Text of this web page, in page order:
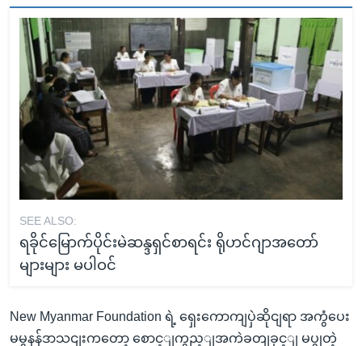
SEE ALSO:
ရခိုင်မြောက်ပိုင်းမဲဆန္ဒရှင်စာရင်း ရိုဟင်ဂျာအတော်
များများ မပါဝင်
New Myanmar Foundation ရဲ့ ရှေးကောကျပှဲဆိုငျရာ အကွံပေး
မမွနန်ဒာသငျးကတော့ စောင့ျကွည့ျအကဲခတျခှင့ျ မပွုတဲ့